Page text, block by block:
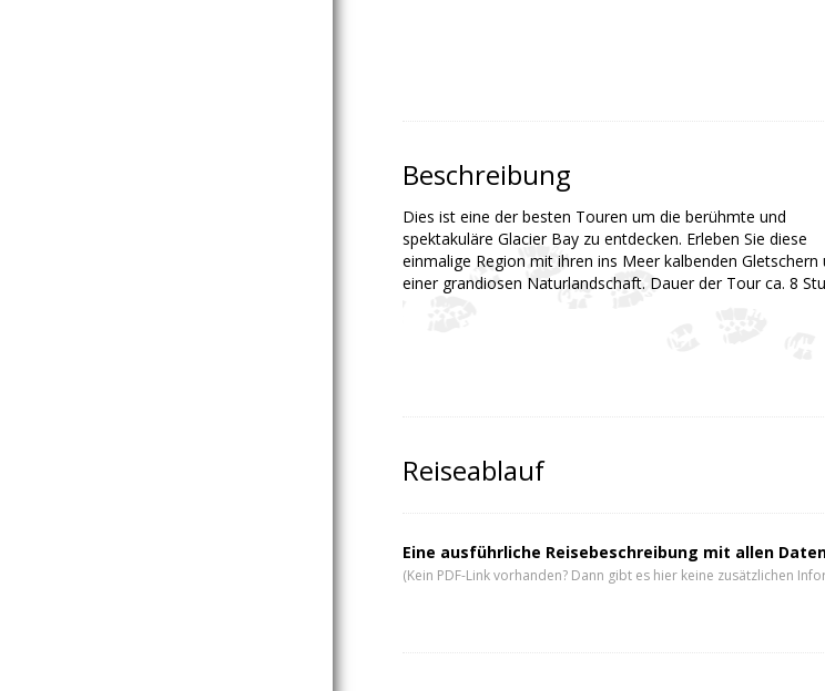
Beschreibung
Dies ist eine der besten Touren um die berühmte und
spektakuläre Glacier Bay zu entdecken. Erleben Sie diese
einmalige Region mit ihren ins Meer kalbenden Gletschern
einer grandiosen Naturlandschaft. Dauer der Tour ca. 8
Reiseablauf
Eine ausführliche Reisebeschreibung mit allen
(Kein PDF-Link vorhanden? Dann gibt es hier keine zusätzlichen